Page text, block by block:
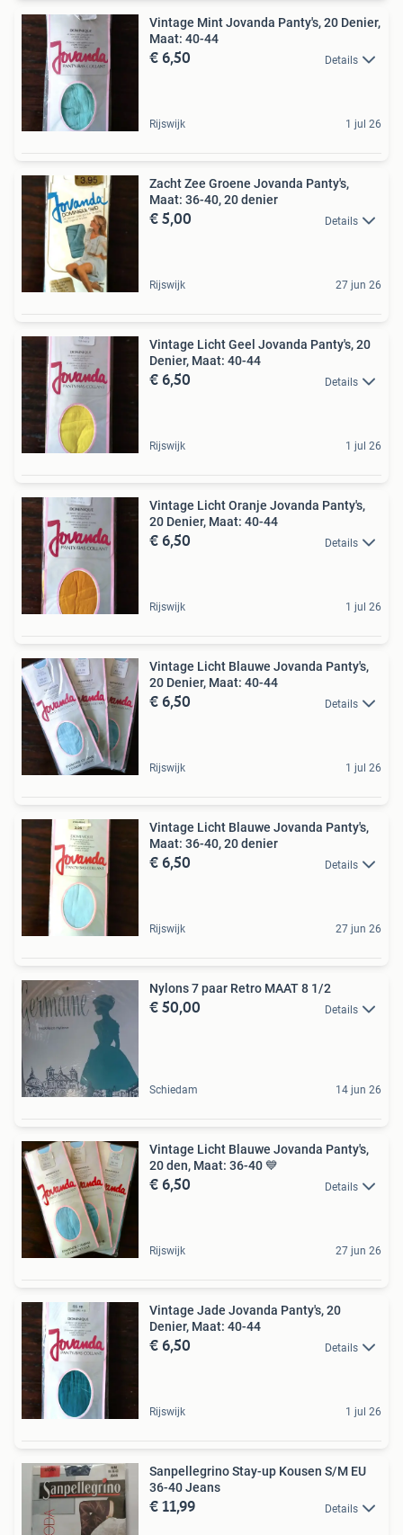
Vintage Mint Jovanda Panty's, 20 Denier,
Maat: 40-44
€ 6,50 Details
Rijswijk 1 jul 26
Zacht Zee Groene Jovanda Panty's,
Maat: 36-40, 20 denier
€ 5,00 Details
Rijswijk 27 jun 26
Vintage Licht Geel Jovanda Panty's, 20
Denier, Maat: 40-44
€ 6,50 Details
Rijswijk 1 jul 26
Vintage Licht Oranje Jovanda Panty's,
20 Denier, Maat: 40-44
€ 6,50 Details
Rijswijk 1 jul 26
Vintage Licht Blauwe Jovanda Panty's,
20 Denier, Maat: 40-44
€ 6,50 Details
Rijswijk 1 jul 26
Vintage Licht Blauwe Jovanda Panty's,
Maat: 36-40, 20 denier
€ 6,50 Details
Rijswijk 27 jun 26
Nylons 7 paar Retro MAAT 8 1/2
€ 50,00 Details
Schiedam 14 jun 26
Vintage Licht Blauwe Jovanda Panty's,
20 den, Maat: 36-40 💙
€ 6,50 Details
Rijswijk 27 jun 26
Vintage Jade Jovanda Panty's, 20
Denier, Maat: 40-44
€ 6,50 Details
Rijswijk 1 jul 26
Sanpellegrino Stay-up Kousen S/M EU
36-40 Jeans
€ 11,99 Details